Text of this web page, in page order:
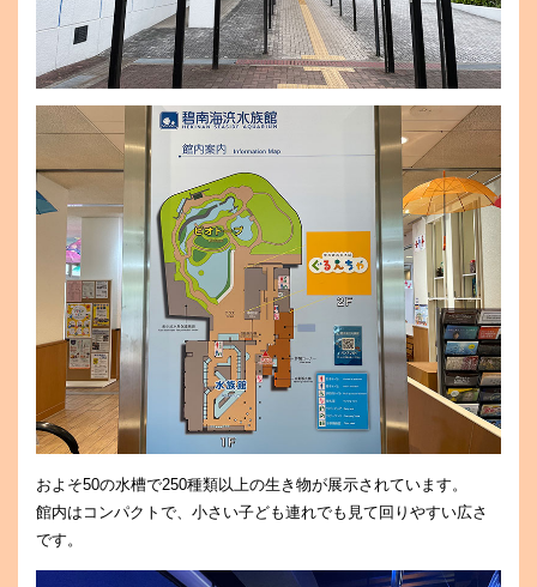
およそ50の水槽で250種類以上の生き物が展示されています。
館内はコンパクトで、小さい子ども連れでも見て回りやすい広さ
です。